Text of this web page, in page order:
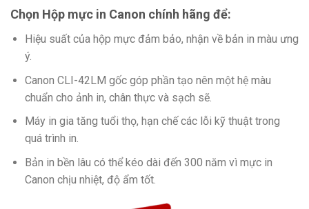
Chọn Hộp mực in Canon chính hãng để:
Hiệu suất của hộp mực đảm bảo, nhận về bản in màu ưng
ý.
Canon CLI-42LM gốc góp phần tạo nên một hệ màu
chuẩn cho ảnh in, chân thực và sạch sẽ.
Máy in gia tăng tuổi thọ, hạn chế các lỗi kỹ thuật trong
quá trình in.
Bản in bền lâu có thể kéo dài đến 300 năm vì mực in
Canon chịu nhiệt, độ ẩm tốt.